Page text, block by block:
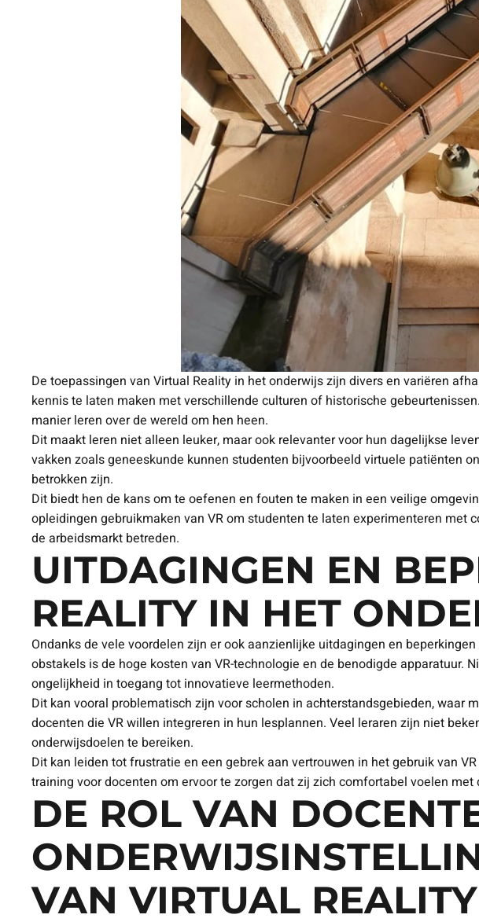
De toepassingen van Virtual Reality in het onderwijs zijn divers en variëren
kennis te laten maken met verschillende culturen of historische
manier leren over de wereld om hen heen.
Dit maakt leren niet alleen leuker, maar ook relevanter voor hun dagelijkse
vakken zoals geneeskunde kunnen studenten bijvoorbeeld virtuele patiënten
betrokken zijn.
Dit biedt hen de kans om te oefenen en fouten te maken in een veilige
opleidingen gebruikmaken van VR om studenten te laten experimenteren
de arbeidsmarkt betreden.
UITDAGINGEN EN
REALITY IN HET
Ondanks de vele voordelen zijn er ook aanzienlijke uitdagingen en
obstakels is de hoge kosten van VR-technologie en de benodigde
ongelijkheid in toegang tot innovatieve leermethoden.
Dit kan vooral problematisch zijn voor scholen in achterstandsgebieden, waar
docenten die VR willen integreren in hun lesplannen. Veel leraren zijn niet
onderwijsdoelen te bereiken.
Dit kan leiden tot frustratie en een gebrek aan vertrouwen in het gebruik van
training voor docenten om ervoor te zorgen dat zij zich comfortabel voelen
DE ROL VAN
VAN VIRTUAL REALITY